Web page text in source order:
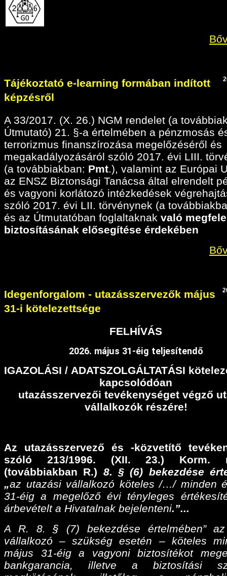
Tájékoztató e-learning formában indított
képzésről
A 33/2017. (X. 26.) NGM rendelet (a
Útmutató) 21. §-a értelmében a pénzmosás
terrorizmus finanszírozása megelőzéséről és
megakadályozásáról szóló 2017. évi LIII.
(a továbbiakban: Pmt.), valamint az Európai
az ENSZ Biztonsági Tanácsa által elrendelt
és vagyoni korlátozó intézkedések
szóló 2017. évi LII. törvénynek (a
és az Útmutatóban foglaltaknak való
biztosításának elősegítése érdekében
Idegenforgalom - utazásszervezők május
31-i kötelezettsége
FELHÍVÁS
2026. május 31-éig teljesítendő
IGAZOLÁSI / ADATSZOLGÁLTATÁSI
kapcsolódóan
utazásszervezői tevékenységet végző
vállalkozók részére!
Az utazásszervező és -közvetítő
szóló 213/1996. (XII. 23.) Korm.
(továbbiakban R.) 8. § (6) bekezdése
„az utazási vállalkozó köteles /…/ minden
31-éig a megelőző évi tényleges
árbevételt a Hivatalnak bejelenteni.”...
A R. 8. § (7) bekezdése értelmében”
vállalkozó – szükség esetén – köteles
május 31-éig a vagyoni biztosítékot
bankgarancia, illetve a biztosítási